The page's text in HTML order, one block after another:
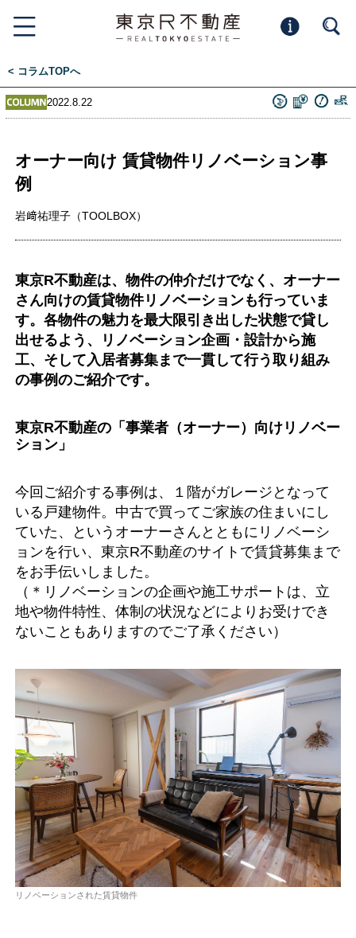
< コラムTOPへ
2022.8.22
オーナー向け 賃貸物件リノベーション事
例
岩﨑祐理子（TOOLBOX）
東京R不動産は、物件の仲介だけでなく、オーナー
さん向けの賃貸物件リノベーションも行っていま
す。各物件の魅力を最大限引き出した状態で貸し
出せるよう、リノベーション企画・設計から施
工、そして入居者募集まで一貫して行う取り組み
の事例のご紹介です。
東京R不動産の「事業者（オーナー）向けリノベー
ション」
今回ご紹介する事例は、１階がガレージとなって
いる戸建物件。中古で買ってご家族の住まいにし
ていた、というオーナーさんとともにリノベーシ
ョンを行い、東京R不動産のサイトで賃貸募集まで
をお手伝いしました。
（＊リノベーションの企画や施工サポートは、立
地や物件特性、体制の状況などによりお受けでき
ないこともありますのでご了承ください）
リノベーションされた賃貸物件